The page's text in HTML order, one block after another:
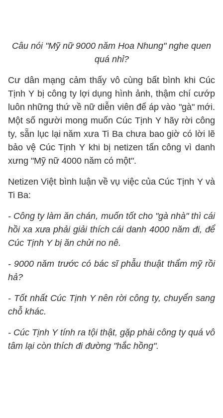
Câu nói "Mỹ nữ 9000 năm Hoa Nhung" nghe quen
quá nhỉ?
Cư dân mạng cảm thấy vô cùng bất bình khi Cúc
Tịnh Y bị công ty lợi dụng hình ảnh, thậm chí cướp
luôn những thứ về nữ diễn viên để áp vào "gà" mới.
Một số người mong muốn Cúc Tịnh Y hãy rời công
ty, sẵn lục lại năm xưa Ti Ba chưa bao giờ có lời lẽ
bảo vệ Cúc Tịnh Y khi bị netizen tấn công vì danh
xưng "Mỹ nữ 4000 năm có một".
Netizen Việt bình luận về vụ việc của Cúc Tịnh Y và
Ti Ba:
- Công ty làm ăn chán, muốn tốt cho "gà nhà" thì cái
hồi xa xưa phải giải thích cái danh 4000 năm đi, để
Cúc Tịnh Y bị ăn chửi no nê.
- 9000 năm trước có bác sĩ phẫu thuật thẩm mỹ rồi
hả?
- Tốt nhất Cúc Tịnh Y nên rời công ty, chuyển sang
chỗ khác.
- Cúc Tịnh Y tính ra tội thật, gặp phải công ty quá vô
tâm lại còn thích đi đường "hắc hồng".